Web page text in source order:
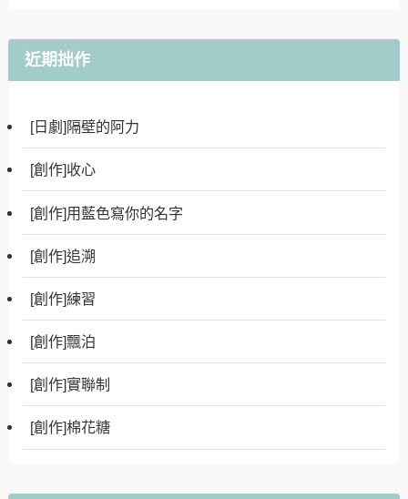
近期拙作
[日劇]隔壁的阿力
[創作]收心
[創作]用藍色寫你的名字
[創作]追溯
[創作]練習
[創作]飄泊
[創作]實聯制
[創作]棉花糖